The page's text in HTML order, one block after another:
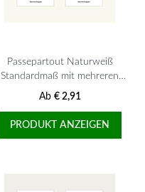
Passepartout Naturweiß
Standardmaß mit mehreren
Ausschnitten
Ab € 2,91
PRODUKT ANZEIGEN